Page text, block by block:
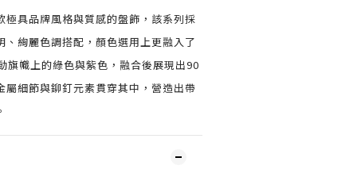
極具品牌風格與質感的盤飾，該系列採
、絢麗色調搭配，顏色選用上更融入了
旗幟上的綠色與紫色，融合後展現出90
屬細節與鉚釘元素貫穿其中，營造出帶